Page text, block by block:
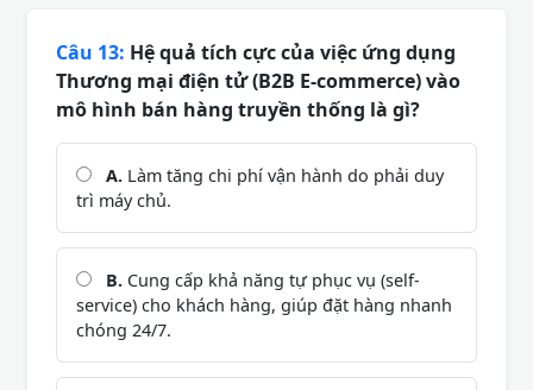
Câu 13: Hệ quả tích cực của việc ứng dụng
Thương mại điện tử (B2B E-commerce) vào
mô hình bán hàng truyền thống là gì?
A. Làm tăng chi phí vận hành do phải duy
trì máy chủ.
B. Cung cấp khả năng tự phục vụ (self-
service) cho khách hàng, giúp đặt hàng nhanh
chóng 24/7.